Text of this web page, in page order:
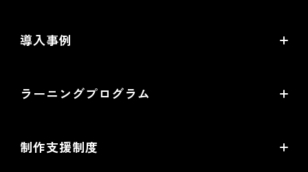
提携サービス一覧
導入事例
導入企業一覧
ラーニングプログラム
オープンセミナー一覧
制作支援制度